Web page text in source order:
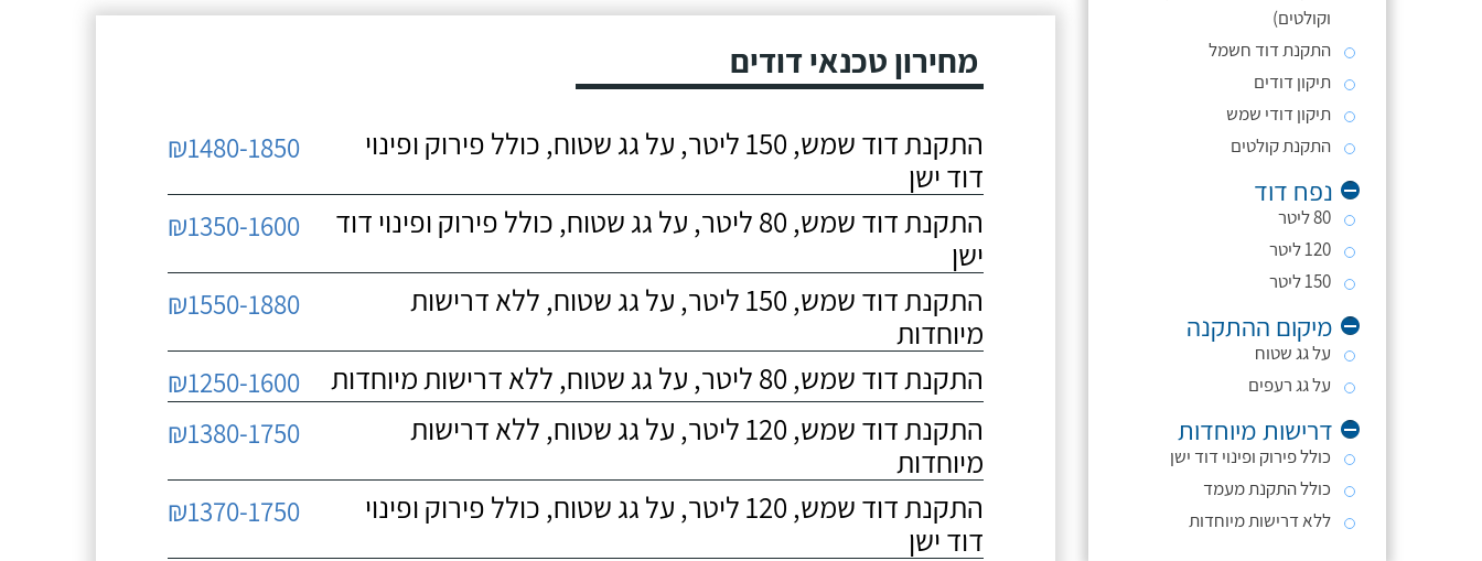
וקולטים)
התקנת דוד חשמל
תיקון דודים
תיקון דודי שמש
התקנת קולטים
נפח דוד
80 ליטר
120 ליטר
150 ליטר
מיקום ההתקנה
על גג שטוח
על גג רעפים
דרישות מיוחדות
כולל פירוק ופינוי דוד ישן
כולל התקנת מעמד
ללא דרישות מיוחדות
מחירון טכנאי דודים
התקנת דוד שמש, 150 ליטר, על גג שטוח, כולל פירוק ופינוי
דוד ישן
₪1480-1850
התקנת דוד שמש, 80 ליטר, על גג שטוח, כולל פירוק ופינוי דוד
ישן
₪1350-1600
התקנת דוד שמש, 150 ליטר, על גג שטוח, ללא דרישות
מיוחדות
₪1550-1880
התקנת דוד שמש, 80 ליטר, על גג שטוח, ללא דרישות מיוחדות ₪1250-1600
התקנת דוד שמש, 120 ליטר, על גג שטוח, ללא דרישות
מיוחדות
₪1380-1750
התקנת דוד שמש, 120 ליטר, על גג שטוח, כולל פירוק ופינוי
דוד ישן
₪1370-1750